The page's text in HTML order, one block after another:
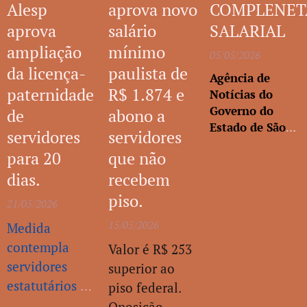
Desenvolvimento
Habitacional e
Urbano do
Estado de São
Paulo):O órgão
estadual
responsável pela
moradia
popular...
Alesp
aprova
ampliação
da licença-
paternidade
de
servidores
para 20
dias.
21/05/2026
Medida
contempla
servidores
estatutários e
aprova novo
salário
mínimo
paulista de
R$ 1.874 e
abono a
servidores
que não
recebem
piso.
15/05/2026
Valor é R$ 253
superior ao
piso federal.
SALARIAL
05/05/2026
Agência de
Notícias do
Governo do
Estado de São